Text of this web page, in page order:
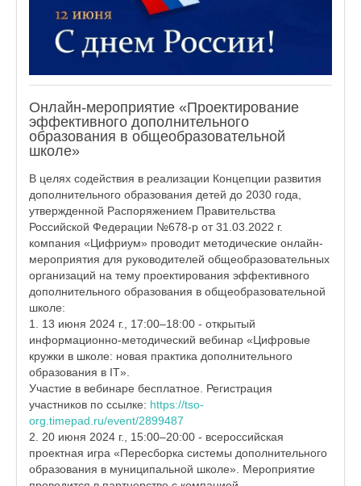
Онлайн-мероприятие «Проектирование
эффективного дополнительного
образования в общеобразовательной
школе»
В целях содействия в реализации Концепции развития
дополнительного образования детей до 2030 года,
утвержденной Распоряжением Правительства
Российской Федерации №678-р от 31.03.2022 г.
компания «Цифриум» проводит методические онлайн-
мероприятия для руководителей общеобразовательных
организаций на тему проектирования эффективного
дополнительного образования в общеобразовательной
школе:
1. 13 июня 2024 г., 17:00–18:00 - открытый
информационно-методический вебинар «Цифровые
кружки в школе: новая практика дополнительного
образования в IT».
Участие в вебинаре бесплатное. Регистрация
участников по ссылке: https://tso-
org.timepad.ru/event/2899487
2. 20 июня 2024 г., 15:00–20:00 - всероссийская
проектная игра «Пересборка системы дополнительного
образования в муниципальной школе». Мероприятие